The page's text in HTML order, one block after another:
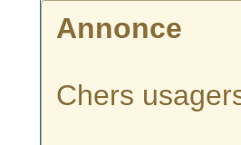
Annonce
Chers